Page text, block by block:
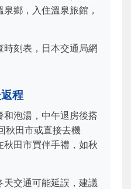
鄉，入住溫泉旅館，
刻表，日本交通局網
程
泡湯，中午退房後搭
秋田市或直接去機
田市買伴手禮，如秋
交通可能延誤，建議